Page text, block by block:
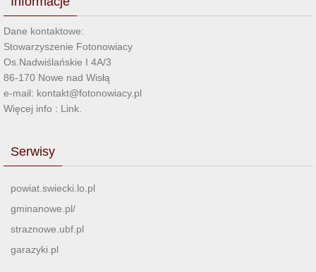
Dane kontaktowe:
Stowarzyszenie Fotonowiacy
Os.Nadwiślańskie I 4A/3
86-170 Nowe nad Wisłą
e-mail: kontakt@fotonowiacy.pl
Więcej info : Link
Serwisy
powiat.swiecki.lo.pl
gminanowe.pl/
straznowe.ubf.pl
garazyki.pl